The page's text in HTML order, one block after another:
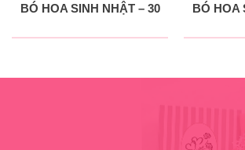
BÓ HOA SINH NHẬT – 30 BÓ HOA